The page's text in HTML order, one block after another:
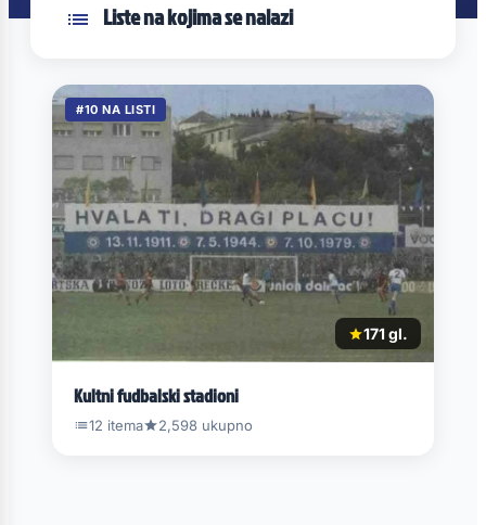
Liste na kojima se nalazi
#10 NA LISTI
171 gl.
Kultni fudbalski stadioni
12 itema 2,598 ukupno